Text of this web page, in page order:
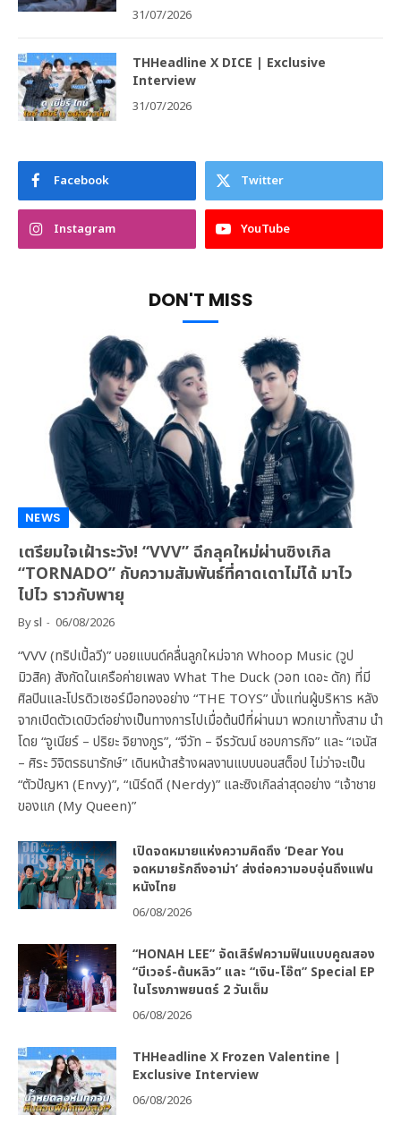
31/07/2026
THHeadline X DICE | Exclusive
Interview
31/07/2026
Facebook Twitter
Instagram YouTube
DON'T MISS
NEWS
เตรียมใจเฝ้าระวัง! “VVV” ฉีกลุคใหม่ผ่านซิงเกิล
“TORNADO” กับความสัมพันธ์ที่คาดเดาไม่ได้ มาไว
ไปไว ราวกับพายุ
Bysl 06/08/2026
“VVV (ทริปเปิ้ลวี)” บอยแบนด์คลื่นลูกใหม่จาก Whoop Music (วูป
มิวสิค) สังกัดในเครือค่ายเพลง What The Duck (วอท เดอะ ดัก) ที่มี
ศิลปินและโปรดิวเซอร์มือทองอย่าง “THE TOYS” นั่งแท่นผู้บริหาร หลัง
จากเปิดตัวเดบิวต์อย่างเป็นทางการไปเมื่อต้นปีที่ผ่านมา พวกเขาทั้งสาม นำ
โดย “จูเนียร์ – ปริยะ จิยางกูร”, “จีวัท – จีรวัฒน์ ชอบการกิจ” และ “เจนัส
– ศิระ วิจิตรธนารักษ์” เดินหน้าสร้างผลงานแบบนอนสต็อป ไม่ว่าจะเป็น
“ตัวปัญหา (Envy)”, “เนิร์ดดี (Nerdy)” และซิงเกิลล่าสุดอย่าง “เจ้าชาย
ของแก (My Queen)”
เปิดจดหมายแห่งความคิดถึง ‘Dear You
จดหมายรักถึงอาม่า’ ส่งต่อความอบอุ่นถึงแฟน
หนังไทย
06/08/2026
“HONAH LEE” จัดเสิร์ฟความฟินแบบคูณสอง
“บีเวอร์-ต้นหลิว” และ “เงิน-โอ๊ต” Special EP
ในโรงภาพยนตร์ 2 วันเต็ม
06/08/2026
THHeadline X Frozen Valentine |
Exclusive Interview
06/08/2026